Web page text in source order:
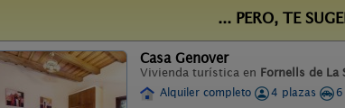
... PERO, TE
Casa Genover
Vivienda turística en Fornells de La
Alquiler completo
4 plazas